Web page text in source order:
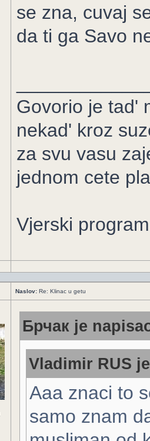
se zna, cuvaj
da ti ga Savo
Govorio je tad'
nekad' kroz
za svu vasu
jednom cete
Vjerski
Naslov: Re: Klinac u getu
Брчак je
Vladimir RUS
Aaa znaci to
samo znam